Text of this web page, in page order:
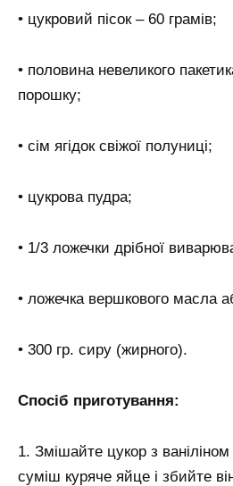
• цукровий пісок – 60 грамів;
• половина невеликого
порошку;
• сім ягідок свіжої полуниці;
• цукрова пудра;
• 1/3 ложечки дрібної
• ложечка вершкового масла
• 300 гр. сиру (жирного).
Спосіб приготування:
1. Змішайте цукор з
суміш куряче яйце і збийте